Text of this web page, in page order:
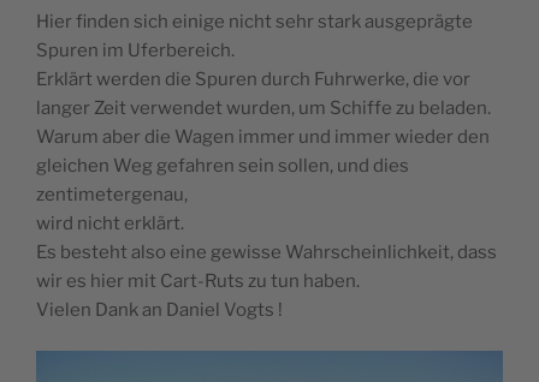
Hier finden sich einige nicht sehr stark ausgeprägte
Spuren im Uferbereich.
Erklärt werden die Spuren durch Fuhrwerke, die vor
langer Zeit verwendet wurden, um Schiffe zu beladen.
Warum aber die Wagen immer und immer wieder den
gleichen Weg gefahren sein sollen, und dies
zentimetergenau,
wird nicht erklärt.
Es besteht also eine gewisse Wahrscheinlichkeit, dass
wir es hier mit Cart-Ruts zu tun haben.
Vielen Dank an Daniel Vogts !